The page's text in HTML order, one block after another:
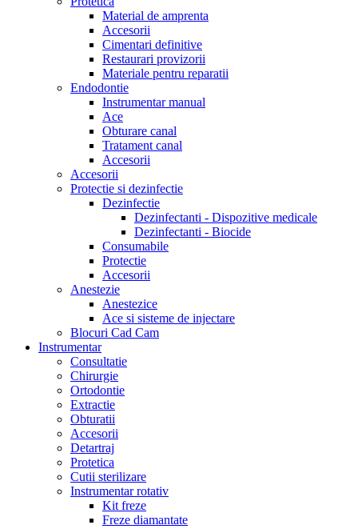
Material de amprenta
Accesorii
Cimentari definitive
Restaurari provizorii
Materiale pentru reparatii
Endodontie
Instrumentar manual
Ace
Obturare canal
Tratament canal
Accesorii
Accesorii
Protectie si dezinfectie
Dezinfectie
Dezinfectanti - Dispozitive medicale
Dezinfectanti - Biocide
Consumabile
Protectie
Accesorii
Anestezie
Anestezice
Ace si sisteme de injectare
Blocuri Cad Cam
Instrumentar
Consultatie
Chirurgie
Ortodontie
Extractie
Obturatii
Accesorii
Detartraj
Protetica
Cutii sterilizare
Instrumentar rotativ
Kit freze
Freze diamantate